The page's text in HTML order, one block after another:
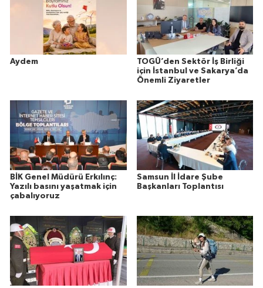
Aydem
TOGÜ’den Sektör İş Birliği
için İstanbul ve Sakarya’da
Önemli Ziyaretler
BİK Genel Müdürü Erkılınç:
Yazılı basını yaşatmak için
çabalıyoruz
Samsun İl İdare Şube
Başkanları Toplantısı